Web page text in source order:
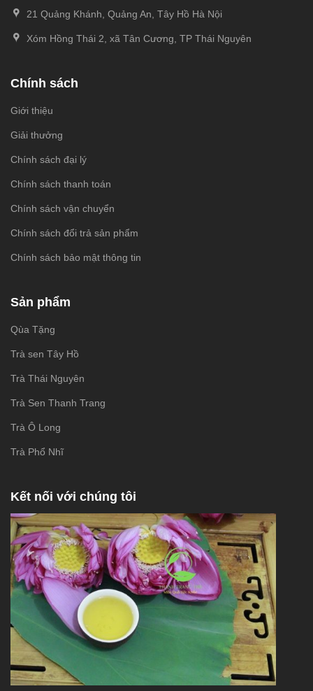
21 Quảng Khánh, Quảng An, Tây Hồ Hà Nội
Xóm Hồng Thái 2, xã Tân Cương, TP Thái Nguyên
Chính sách
Giới thiệu
Giải thưởng
Chính sách đại lý
Chính sách thanh toán
Chính sách vận chuyển
Chính sách đổi trả sản phẩm
Chính sách bảo mật thông tin
Sản phẩm
Qùa Tặng
Trà sen Tây Hồ
Trà Thái Nguyên
Trà Sen Thanh Trang
Trà Ô Long
Trà Phổ Nhĩ
Kết nối với chúng tôi